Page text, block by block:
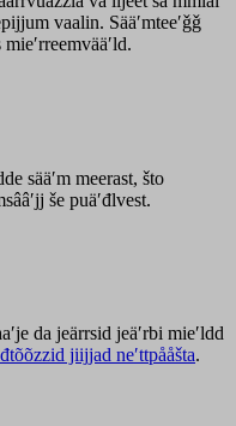
vaalin. Sääʹmteeʹǧǧ
sääʹm meerast, što
še puäʹđlvest.
da jeärrsid jeäʹrbi mieʹldd
jiijjad neʹttpååšta.